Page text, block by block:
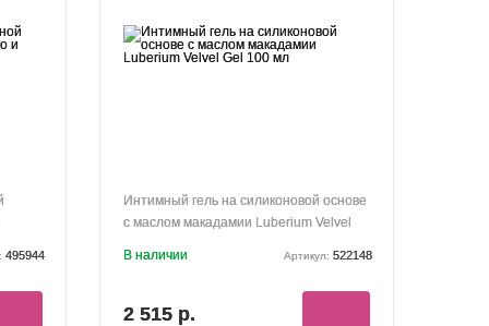
495944
Интимный гель на силиконовой основе
с маслом макадамии Luberium Velvel
В наличии Артикул: 522148
2 515 р.